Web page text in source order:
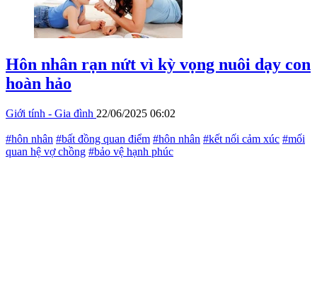
Hôn nhân rạn nứt vì kỳ vọng nuôi dạy con
hoàn hảo
Giới tính - Gia đình 22/06/2025 06:02
#hôn nhân #bất đồng quan điểm #hôn nhân #kết nối cảm xúc #mối
quan hệ vợ chồng #bảo vệ hạnh phúc